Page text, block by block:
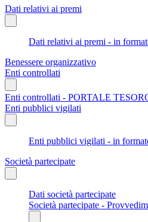
Dati relativi ai premi
Dati relativi ai premi - in
Benessere organizzativo
Enti controllati
Enti controllati - PORTALE
Enti pubblici vigilati
Enti pubblici vigilati - in
Società partecipate
Dati società partecipate
Società partecipate -